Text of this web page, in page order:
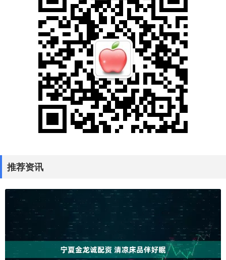
推荐资讯